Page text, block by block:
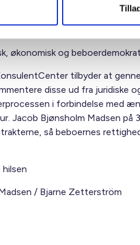
eller ved låneoptagelse.
og opkræves med
økonomisk og
tilbyder at
disse ud fra juridiske
i forbindelse med
Jacob Bjønsholm Madsen på
så beboernes
hilsen
/ Bjarne Zetterström